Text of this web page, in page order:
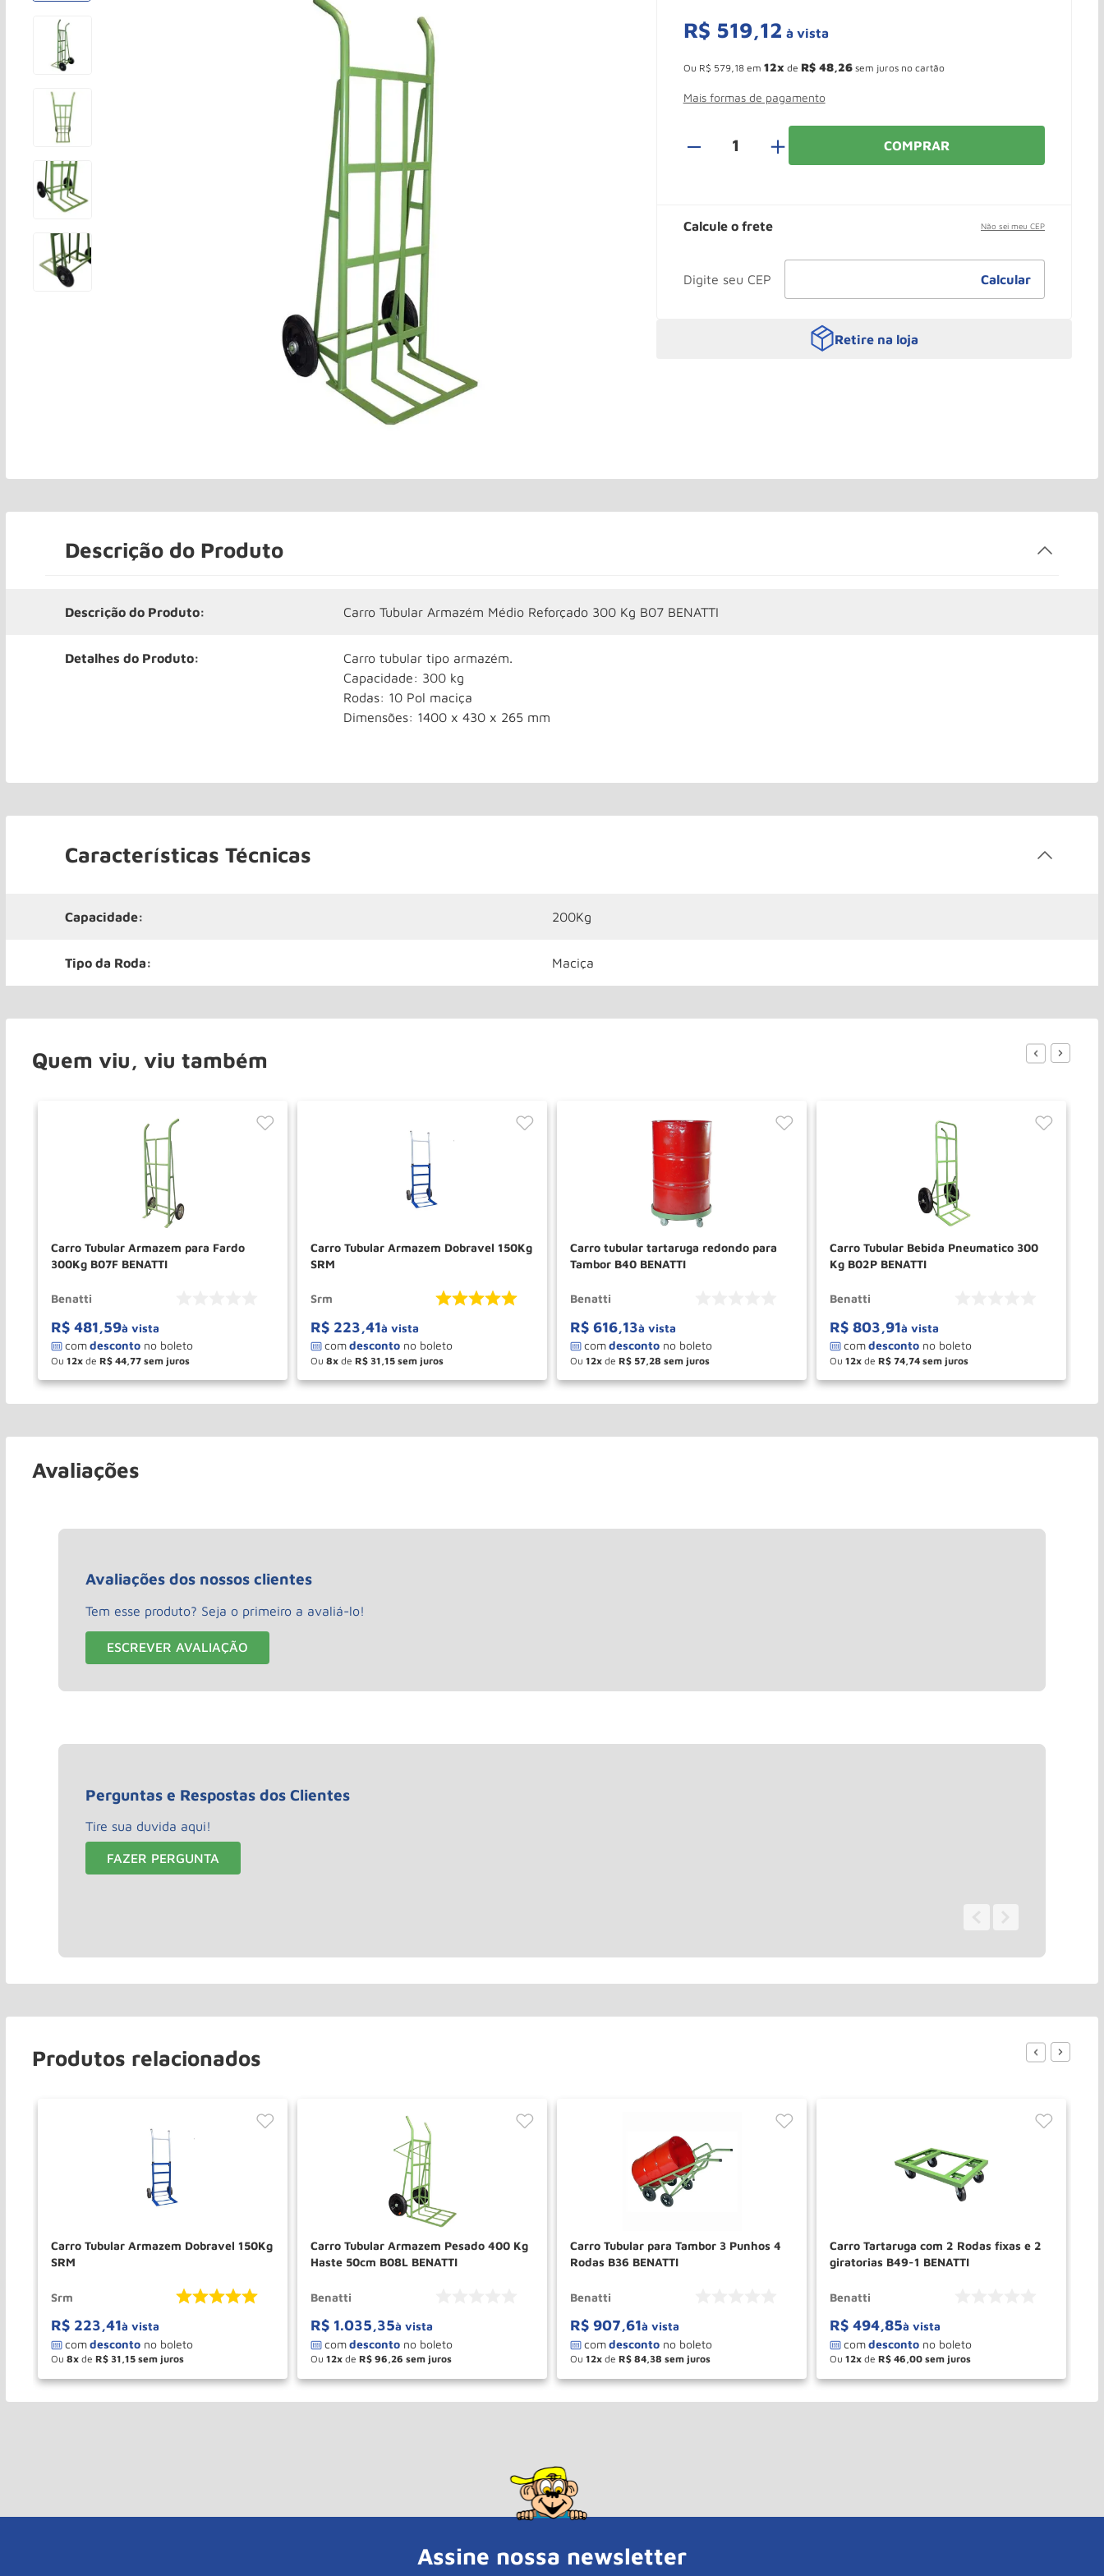
R$ 519,12 à vista
Ou R$ 579, 18em 12 de R$ 48,26sem juros no cartão
Mais formas de pagamento
＋ COMPRAR
Calcule o frete Não sei meu CEP
Retire na loja
Descrição do Produto
Descrição do Produto: Carro Tubular Armazém Médio Reforçado 300 Kg B07 BENATTI
Detalhes do Produto:
Carro tubular tipo armazém.
Capacidade: 300 kg
Rodas: 10 Pol maciça
Dimensões: 1400 x 430 x 265 mm
Características Técnicas
Capacidade: 200Kg
Tipo da Roda: Maciça
Quem viu, viu também
Carro Tubular Armazem para Fardo
300Kg B07F BENATTI
Benatti
R$ 481,59à vista
Ou 12 de R$ 44 77
＋
－ COMPRAR
Carro Tubular Armazem Dobravel 150Kg
SRM
Srm
R$ 223,41à vista
Ou 8 de R$ 31 15
＋
－ COMPRAR
Carro tubular tartaruga redondo para
Tambor B40 BENATTI
Benatti
R$ 616,13à vista
Ou 12 de R$ 57 28
＋
－ COMPRAR
Carro Tubular Bebida Pneumatico 300
Kg B02P BENATTI
Benatti
R$ 803,91à vista
Ou 12 de R$ 74 74
＋
－ COMPRAR
Avaliações
Avaliações dos nossos clientes
Tem esse produto? Seja o primeiro a avaliá-lo!
ESCREVER AVALIAÇÃO
Perguntas e Respostas dos Clientes
Tire sua duvida aqui!
FAZER PERGUNTA
Produtos relacionados
Carro Tubular Armazem Dobravel 150Kg
SRM
Srm
R$ 223,41à vista
Ou 8 de R$ 31,15
＋
－ COMPRAR
Carro Tubular Armazem Pesado 400 Kg
Haste 50cm B08L BENATTI
Benatti
R$ 1.035,35à vista
Ou 12 de R$ 96,26
＋
－ COMPRAR
Carro Tubular para Tambor 3 Punhos 4
Rodas B36 BENATTI
Benatti
R$ 907,61à vista
Ou 12 de R$ 84,38
＋
－ COMPRAR
Carro Tartaruga com 2 Rodas fixas e 2
giratorias B49-1 BENATTI
Benatti
R$ 494,85à vista
Ou 12 de R$ 46,00
＋
－ COMPRAR
Assine nossa newsletter